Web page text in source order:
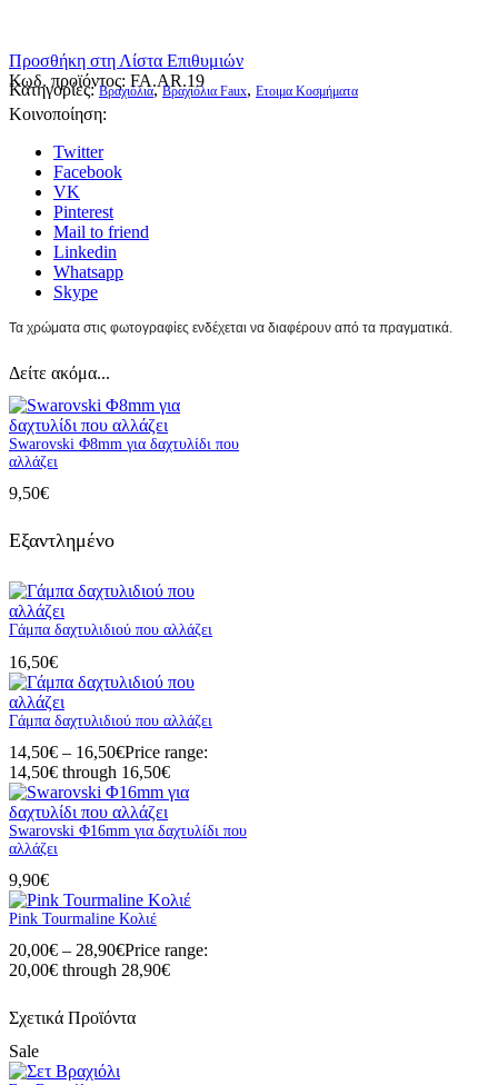
Προσθήκη στη Λίστα Επιθυμιών
Κωδ. προϊόντος: FA.AR.19
Κατηγορίες:Βραχιόλια,Βραχιόλια Faux, Ετοιμα Κοσμήματα
Κοινοποίηση:
Twitter
Facebook
VK
Pinterest
Mail to friend
Linkedin
Whatsapp
Skype
Τα χρώματα στις φωτογραφίες ενδέχεται να διαφέρουν από τα πραγματικά.
Δείτε ακόμα...
Swarovski Φ8mm για δαχτυλίδι που
αλλάζει
9,50€
Εξαντλημένο
Γάμπα δαχτυλιδιού που αλλάζει
16,50€
Γάμπα δαχτυλιδιού που αλλάζει
14,50€ – 16,50€Price range:
14,50€ through 16,50€
Swarovski Φ16mm για δαχτυλίδι που
αλλάζει
9,90€
Pink Tourmaline Κολιέ
20,00€ – 28,90€Price range:
20,00€ through 28,90€
Σχετικά Προϊόντα
Sale